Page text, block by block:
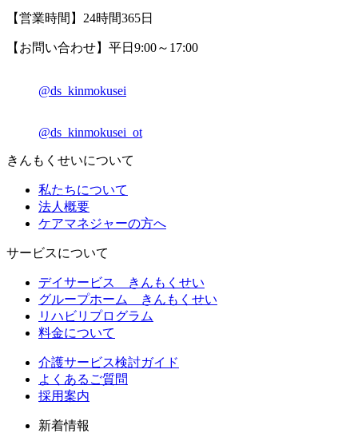
【営業時間】24時間365日
【お問い合わせ】平日9:00～17:00
@ds_kinmokusei
@ds_kinmokusei_ot
きんもくせいについて
私たちについて
法人概要
ケアマネジャーの方へ
サービスについて
デイサービス きんもくせい
グループホーム きんもくせい
リハビリプログラム
料金について
介護サービス検討ガイド
よくあるご質問
採用案内
新着情報